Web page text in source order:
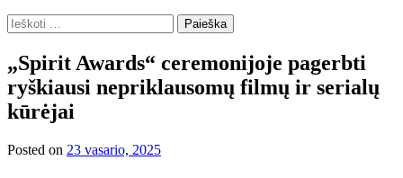
Ieškoti:
„Spirit Awards“ ceremonijoje pagerbti
ryškiausi nepriklausomų filmų ir serialų
kūrėjai
Posted on 23 vasario, 2025